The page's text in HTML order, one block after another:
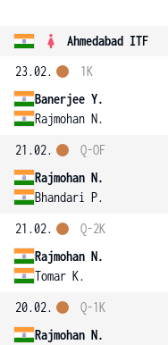
Ahmedabad ITF
23.02.
Banerjee Y.
Rajmohan N.
1K
21.02.
Rajmohan N.
Bhandari P.
Q-OF
21.02.
Rajmohan N.
Tomar K.
Q-2K
20.02.
Rajmohan N.
Q-1K